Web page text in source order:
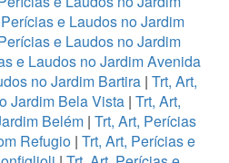
e Laudos no Jardim
e Laudos no Jardim
e Laudos no Jardim Avenida
no Jardim Bartira| Trt, Art,
Jardim Bela Vista| Trt, Art,
Belém | Trt, Art, Perícias
Refugio | Trt, Art, Perícias e